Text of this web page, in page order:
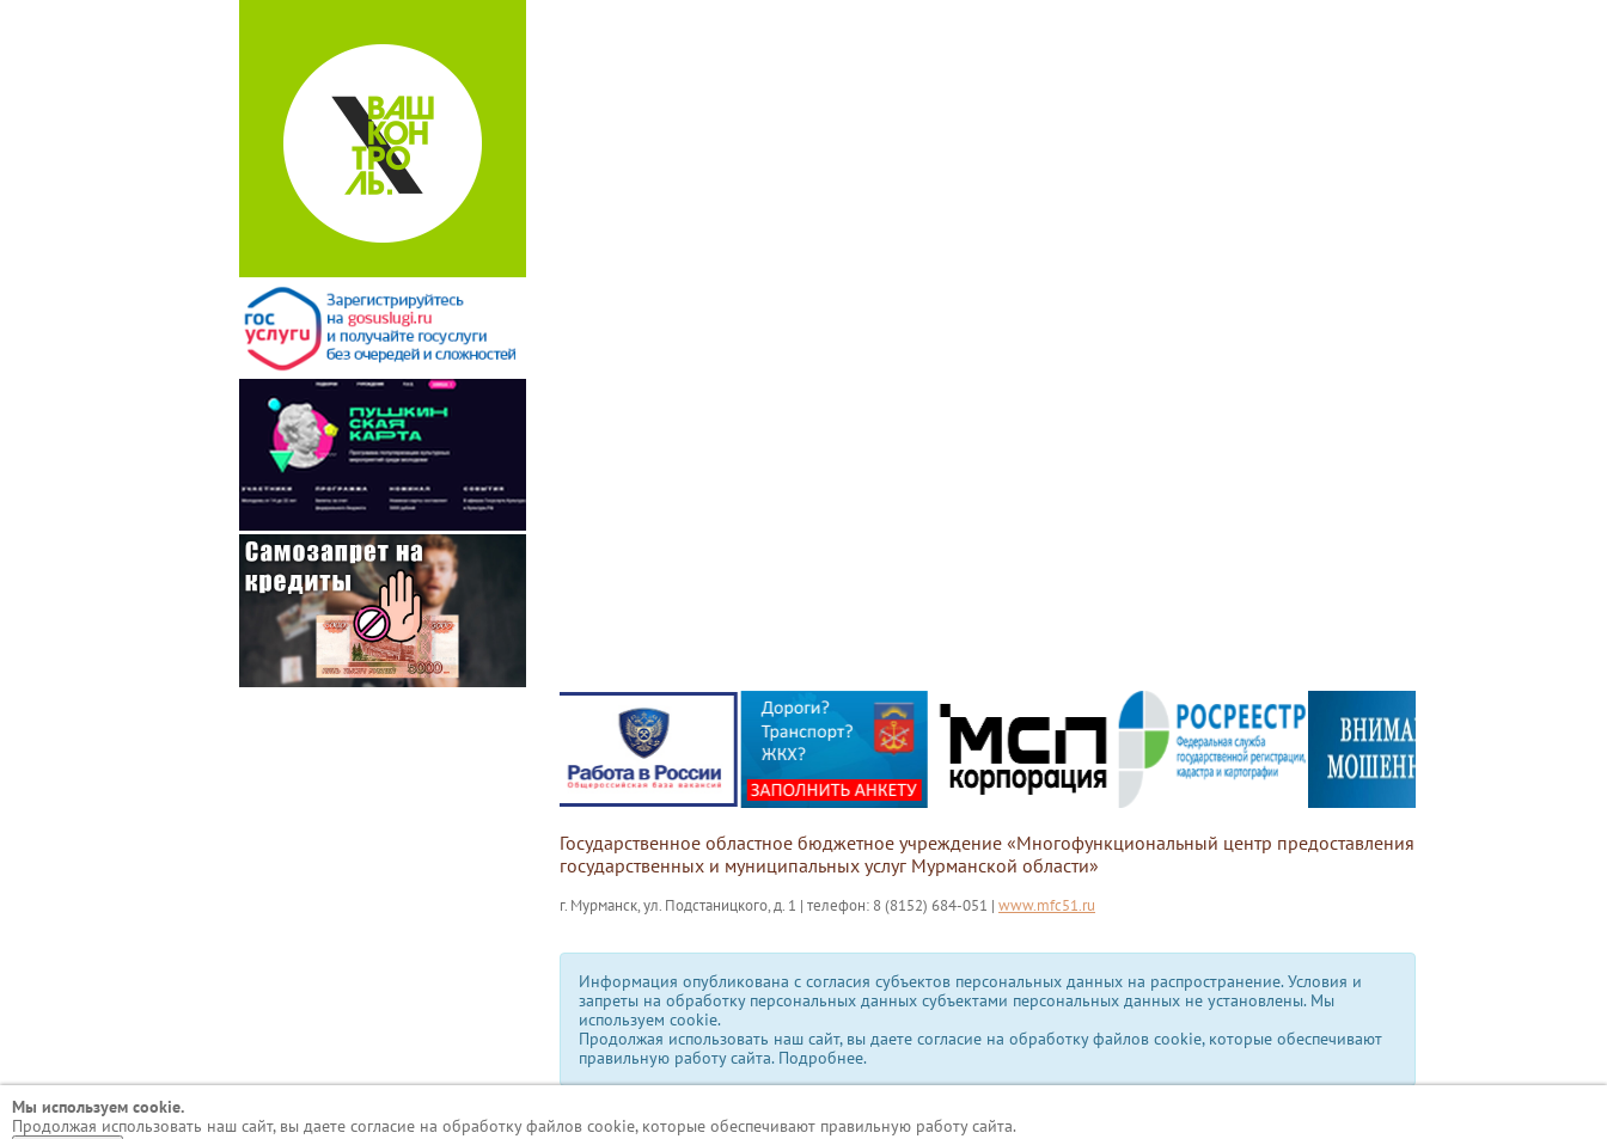
Государственное областное бюджетное учреждение «Многофункциональный центр предоставления
государственных и муниципальных услуг Мурманской области»
г. Мурманск, ул. Подстаницкого, д. 1 | телефон: 8 (8152) 684-051 | www.mfc51.ru
Информация опубликована с согласия субъектов персональных данных на распространение. Условия и
запреты на обработку персональных данных субъектами персональных данных не установлены. Мы
используем сookie.
Продолжая использовать наш сайт, вы даете согласие на обработку файлов cookie, которые обеспечивают
правильную работу сайта. Подробнее.
Мы используем сookie.
Продолжая использовать наш сайт, вы даете согласие на обработку файлов cookie, которые обеспечивают правильную работу сайта.